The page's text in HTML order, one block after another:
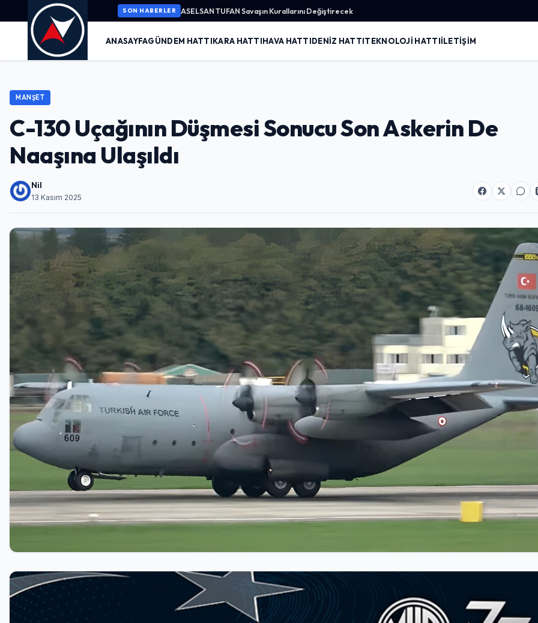
SON HABERLER ASELSAN TUFAN Savaşın Kurallarını Değiştirecek
ANASAYFAGÜNDEM HATTIKARA HATTIHAVA HATTIDENIZ HATTITEKNOLOJI HATTIİLETIŞIM
MANŞET
C-130 Uçağının Düşmesi Sonucu Son Askerin De
Naaşına Ulaşıldı
Nil
13 Kasım 2025